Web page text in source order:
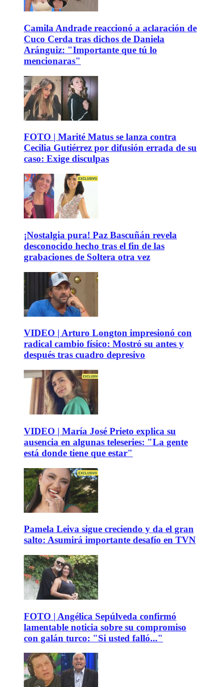
Camila Andrade reaccionó a aclaración de
Cuco Cerda tras dichos de Daniela
Aránguiz: "Importante que tú lo
mencionaras"
FOTO | Marité Matus se lanza contra
Cecilia Gutiérrez por difusión errada de su
caso: Exige disculpas
¡Nostalgia pura! Paz Bascuñán revela
desconocido hecho tras el fin de las
grabaciones de Soltera otra vez
VIDEO | Arturo Longton impresionó con
radical cambio físico: Mostró su antes y
después tras cuadro depresivo
VIDEO | María José Prieto explica su
ausencia en algunas teleseries: "La gente
está donde tiene que estar"
Pamela Leiva sigue creciendo y da el gran
salto: Asumirá importante desafío en TVN
FOTO | Angélica Sepúlveda confirmó
lamentable noticia sobre su compromiso
con galán turco: "Si usted falló..."